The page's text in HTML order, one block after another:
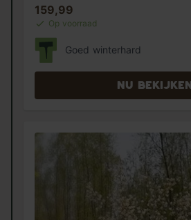
159,99
Op voorraad
Goed winterhard
Nu bekijken